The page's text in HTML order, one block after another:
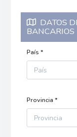
DATOS
BANCARIOS
País *
Provincia *